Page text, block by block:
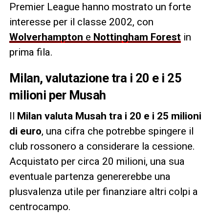
Premier League hanno mostrato un forte
interesse per il classe 2002, con
Wolverhampton e Nottingham Forestin
prima fila.
Milan, valutazione tra i 20 e i 25
milioni per Musah
Il Milan valuta Musah tra i 20 e i 25 milioni
di euro, una cifra che potrebbe spingere il
club rossonero a considerare la cessione.
Acquistato per circa 20 milioni, una sua
eventuale partenza genererebbe una
plusvalenza utile per finanziare altri colpi a
centrocampo.